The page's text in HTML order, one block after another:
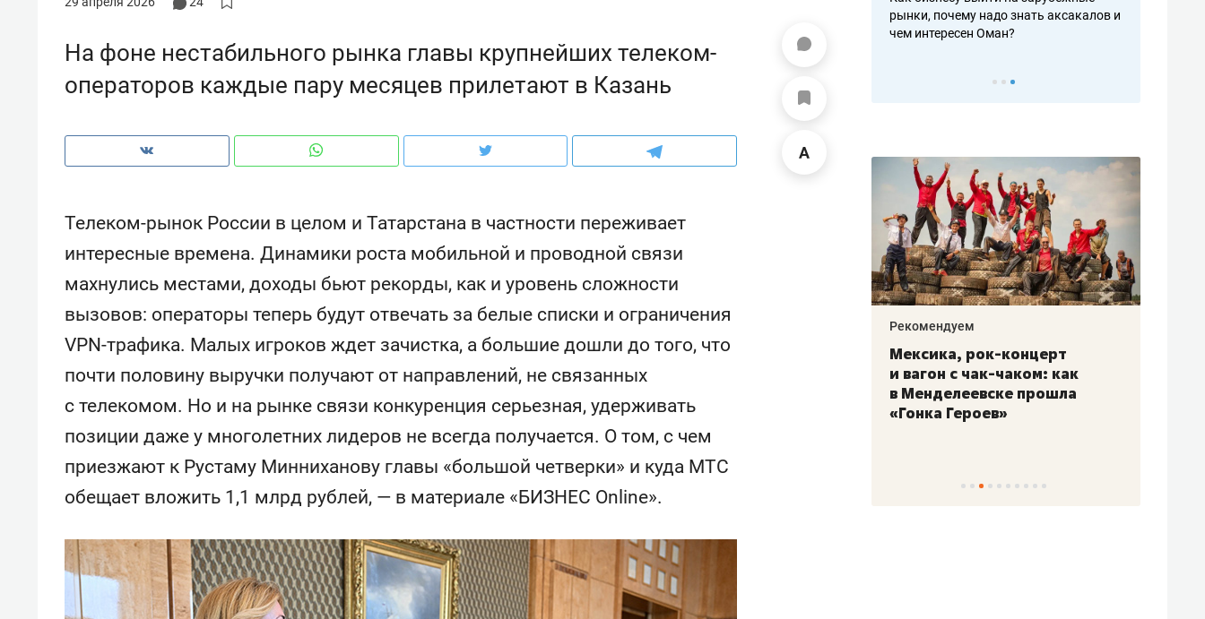
На фоне нестабильного рынка главы крупнейших телеком-
операторов каждые пару месяцев прилетают в Казань
Телеком-рынок России в целом и Татарстана в частности переживает
интересные времена. Динамики роста мобильной и проводной связи
махнулись местами, доходы бьют рекорды, как и уровень сложности
вызовов: операторы теперь будут отвечать за белые списки и ограничения
VPN-трафика. Малых игроков ждет зачистка, а большие дошли до того, что
почти половину выручки получают от направлений, не связанных
с телекомом. Но и на рынке связи конкуренция серьезная, удерживать
позиции даже у многолетних лидеров не всегда получается. О том, с чем
приезжают к Рустаму Минниханову главы «большой четверки» и куда МТС
обещает вложить 1,1 млрд рублей, — в материале «БИЗНЕС Online».
рынки, почему надо знать аксакалов и
чем интересен Оман?
Как ГК «МИР ГРУПП» и ВТБ
создают оазис жилого
Рекомендуем
150 камер до квартиры и Face
ID вместо ключа: какой будет
Рекомендуем
Опыт выживания в дикой
природе, работа
состоянием как основа
антихрупких команд
Рекомендуем
Мексика, рок-концерт
и вагон с чак-чаком: как
в Менделеевске прошла
«Гонка Героев»